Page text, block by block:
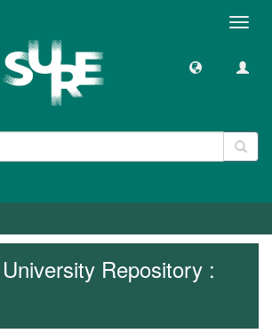
Repository :